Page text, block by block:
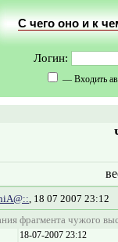
С чего оно и к
Логин:
— Входить
, 18 07 2007 23:12
фрагмента чужого
18-07-2007 23:12